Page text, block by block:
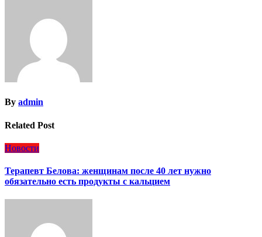
By admin
Related Post
Новости
Терапевт Белова: женщинам после 40 лет нужно
обязательно есть продукты с кальцием